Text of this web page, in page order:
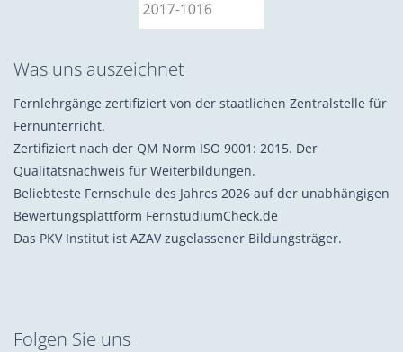
Was uns auszeichnet
Fernlehrgänge zertifiziert von der staatlichen Zentralstelle für
Fernunterricht.
Zertifiziert nach der QM Norm ISO 9001: 2015. Der
Qualitätsnachweis für Weiterbildungen.
Beliebteste Fernschule des Jahres 2026 auf der unabhängigen
Bewertungsplattform FernstudiumCheck.de
Das PKV Institut ist AZAV zugelassener Bildungsträger.
Folgen Sie uns